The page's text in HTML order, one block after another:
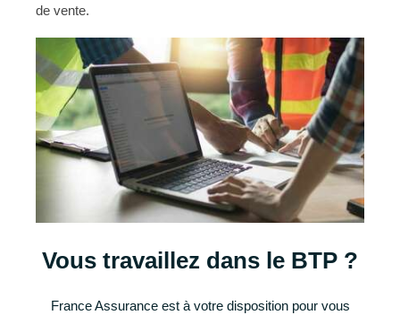
de vente.
Vous travaillez dans le BTP ?
France Assurance est à votre disposition pour vous